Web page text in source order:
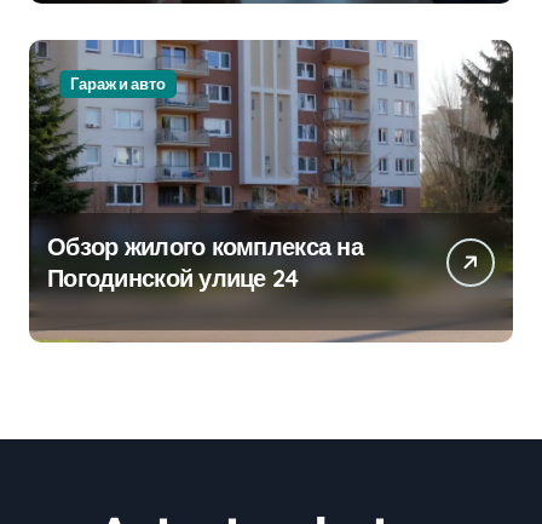
Гараж и авто
Обзор жилого комплекса на
Погодинской улице 24